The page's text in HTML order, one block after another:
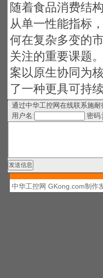
随着食品消费结
从单一性能指标
何在复杂多变的
关注的重要课题
案以原生协同为
了一种更具可持
通过中华工控网在线联系施耐
用户名:
密码:
中华工控网 GKong.com制作